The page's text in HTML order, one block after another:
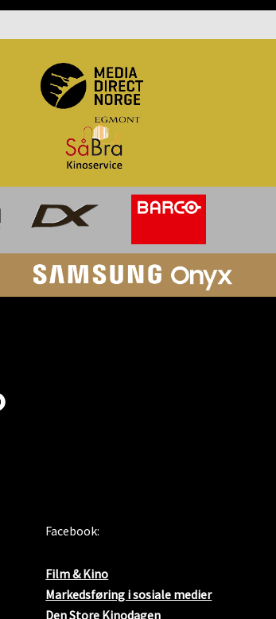
Facebook:
Film & Kino
Markedsføring i sosiale medier
Den Store Kinodagen